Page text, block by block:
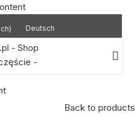
) Deutsch
Back to products